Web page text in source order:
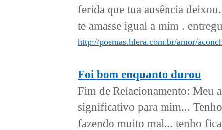
ferida que tua ausência
te amasse igual a mim .
http://poemas.hlera.com.br/amor/
Foi bom enquanto durou
Fim de Relacionamento: Meu
significativo para mim...
fazendo muito mal... tenho